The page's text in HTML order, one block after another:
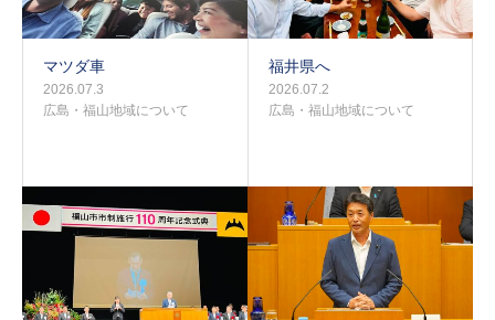
マツダ車
2026.07.3
広島・福山地域について
福井県へ
2026.07.2
広島・福山地域について